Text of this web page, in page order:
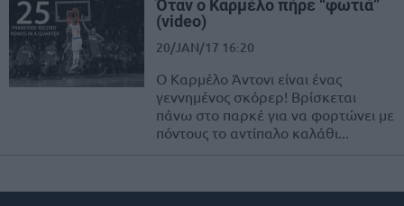
Όταν ο Καρμέλο πήρε “φωτιά”
(video)
20/JAN/17 16:20
Ο Καρμέλο Άντονι είναι ένας
γεννημένος σκόρερ! Βρίσκεται
πάνω στο παρκέ για να φορτώνει με
πόντους το αντίπαλο καλάθι...